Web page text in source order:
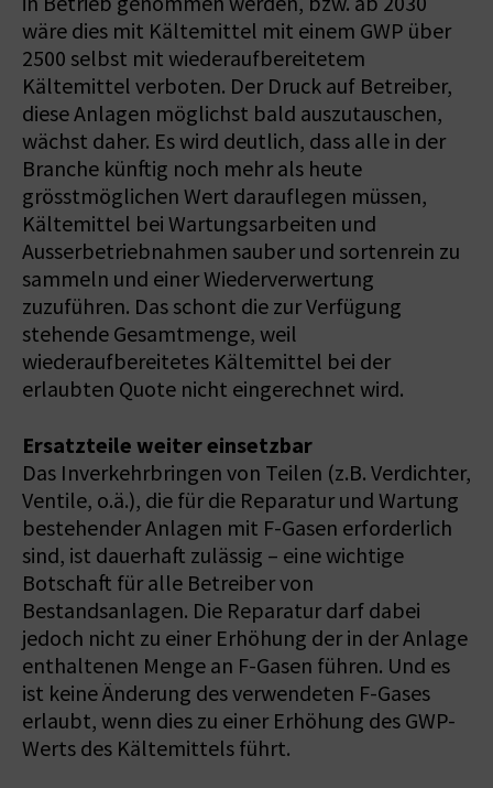
wäre dies mit Kältemittel mit einem GWP über
2500 selbst mit wiederaufbereitetem
Kältemittel verboten. Der Druck auf Betreiber,
diese Anlagen möglichst bald auszutauschen,
wächst daher. Es wird deutlich, dass alle in der
Branche künftig noch mehr als heute
grösstmöglichen Wert darauflegen müssen,
Kältemittel bei Wartungsarbeiten und
Ausserbetriebnahmen sauber und sortenrein zu
sammeln und einer Wiederverwertung
zuzuführen. Das schont die zur Verfügung
stehende Gesamtmenge, weil
wiederaufbereitetes Kältemittel bei der
erlaubten Quote nicht eingerechnet wird.
Ersatzteile weiter einsetzbar
Das Inverkehrbringen von Teilen (z.B. Verdichter,
Ventile, o.ä.), die für die Reparatur und Wartung
bestehender Anlagen mit F-Gasen erforderlich
sind, ist dauerhaft zulässig – eine wichtige
Botschaft für alle Betreiber von
Bestandsanlagen. Die Reparatur darf dabei
jedoch nicht zu einer Erhöhung der in der Anlage
enthaltenen Menge an F-Gasen führen. Und es
ist keine Änderung des verwendeten F-Gases
erlaubt, wenn dies zu einer Erhöhung des GWP-
Werts des Kältemittels führt.